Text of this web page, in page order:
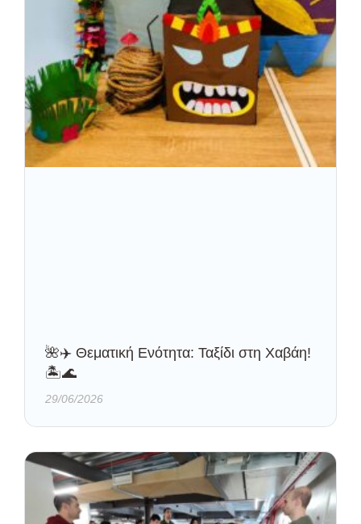
🌺✈️ Θεματική Ενότητα: Ταξίδι στη Χαβάη!
🏝️🌊
29/06/2026